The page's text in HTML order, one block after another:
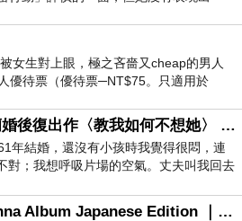
日航飯店 (Hotel Nikko
如果也跟我一樣喜歡不妨看
的小朋友，點我進入索取免
試用包》
↓↓↓
女生對上眼，極之吝嗇又cheap的男人
優待票（優待票─NT$75。只適用於
AI葛蘭婚後復出作〈教我如何不想她〉 #戀上老電影 #葛蘭 #粟子
年結婚，還沒有小孩時我覺得很悶，連
對；我想呼吸片場的空氣。丈夫叫我回去
拍了〈教我如何不想她〉（1963
Madonna Album Japanese Edition ｜瑪丹娜專輯們2026年日本版重發系列